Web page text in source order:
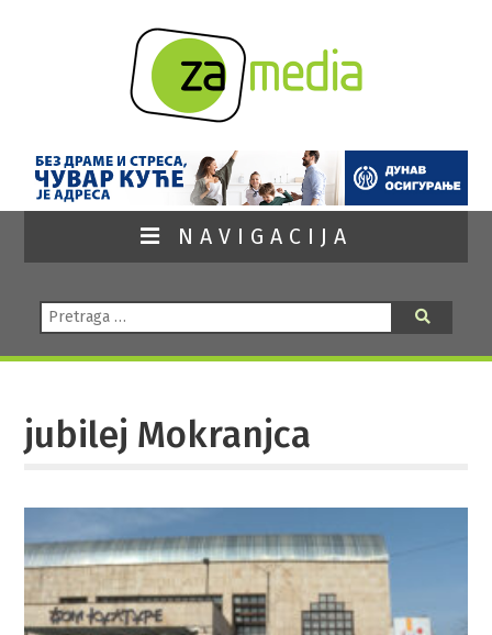
NAVIGACIJA
Pretraga:
jubilej Mokranjca